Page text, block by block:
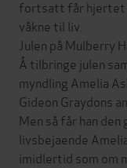
fortsatt får hjertet
våkne til liv.
Julen på Mulberry
Å tilbringe julen
myndling Amelia
Gideon Graydons
Men så får han den
livsbejaende
imidlertid som om